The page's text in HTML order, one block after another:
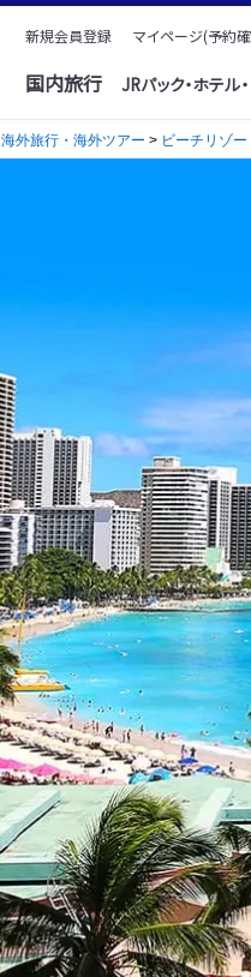
新規会員登録 マイページ(予約
国内旅行 JRパック・ホテル
海外旅行・海外ツアー > ビーチリゾ